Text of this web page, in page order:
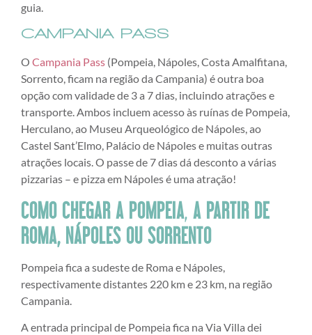
guia.
CAMPANIA PASS
O Campania Pass (Pompeia, Nápoles, Costa Amalfitana,
Sorrento, ficam na região da Campania) é outra boa
opção com validade de 3 a 7 dias, incluindo atrações e
transporte. Ambos incluem acesso às ruínas de Pompeia,
Herculano, ao Museu Arqueológico de Nápoles, ao
Castel Sant’Elmo, Palácio de Nápoles e muitas outras
atrações locais. O passe de 7 dias dá desconto a várias
pizzarias – e pizza em Nápoles é uma atração!
COMO CHEGAR A POMPEIA, A PARTIR DE
ROMA, NÁPOLES OU SORRENTO
Pompeia fica a sudeste de Roma e Nápoles,
respectivamente distantes 220 km e 23 km, na região
Campania.
A entrada principal de Pompeia fica na Via Villa dei